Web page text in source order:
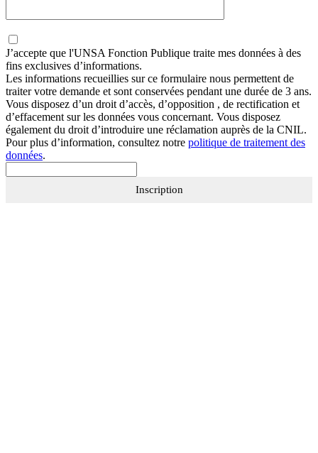
J’accepte que l'UNSA Fonction Publique traite mes données à des
fins exclusives d’informations.
Les informations recueillies sur ce formulaire nous permettent de
traiter votre demande et sont conservées pendant une durée de 3 ans.
Vous disposez d’un droit d’accès, d’opposition , de rectification et
d’effacement sur les données vous concernant. Vous disposez
également du droit d’introduire une réclamation auprès de la CNIL.
Pour plus d’information, consultez notre politique de traitement des
données.
Inscription